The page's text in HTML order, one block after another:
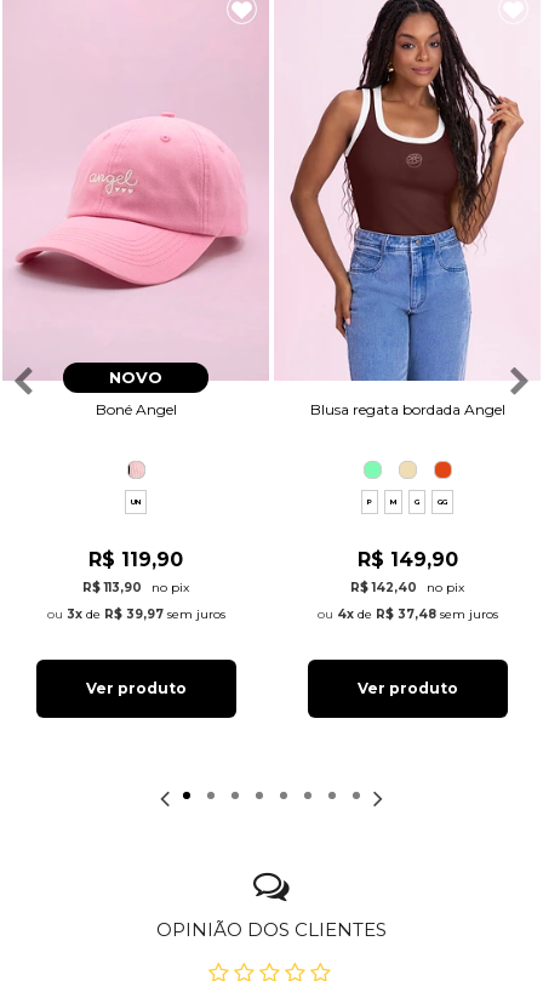
NOVO
Boné Angel
UN
R$ 119,90
R$ 113,90
no pix
3xde R$ 39,97sem juros
Ver produto
Blusa regata bordada Angel
P M G GG
R$ 149,90
R$ 142,40
no pix
4xde R$ 37,48sem juros
Ver produto
OPINIÃO DOS CLIENTES